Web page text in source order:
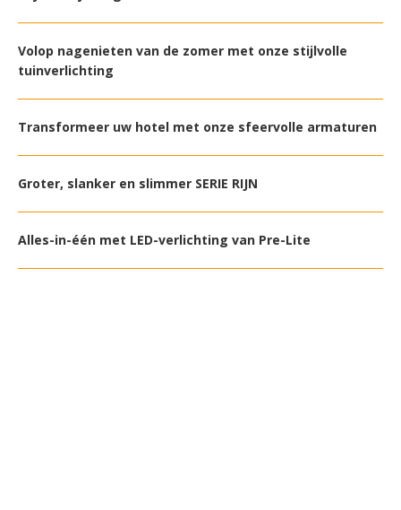
Volop nagenieten van de zomer met onze stijlvolle
tuinverlichting
Transformeer uw hotel met onze sfeervolle armaturen
Groter, slanker en slimmer SERIE RIJN
Alles-in-één met LED-verlichting van Pre-Lite